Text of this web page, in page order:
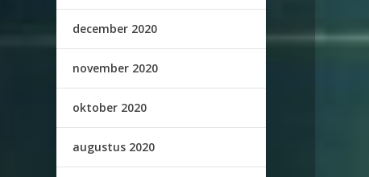
december 2020
november 2020
oktober 2020
augustus 2020